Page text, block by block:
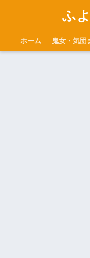
ふ
ホーム 鬼女・気団